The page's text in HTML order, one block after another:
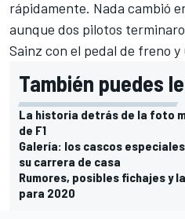
rápidamente. Nada cambió
aunque dos pilotos
Sainz con el pedal de freno
También puedes
La historia detrás de la foto
de F1
Galería: los cascos
su carrera de casa
Rumores, posibles fichajes y
para 2020